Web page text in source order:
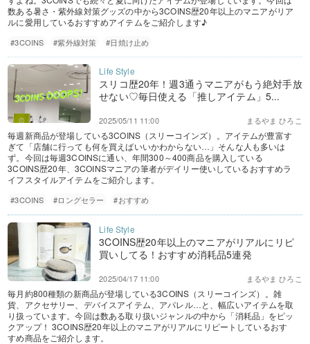
数ある暑さ・紫外線対策グッズの中から3COINS歴20年以上のマニアがリア
ルに愛用しているおすすめアイテムをご紹介します♪
#3COINS #紫外線対策 #日焼け止め
スリコ歴20年！週3通うマニアがもう絶対手放
せない♡毎日使える「推しアイテム」5...
まるやま ひろこ
2025/05/11 11:00
毎週新商品が登場している3COINS（スリーコインズ）。アイテムが豊富す
ぎて「店舗に行っても何を買えばいいかわからない…」そんな人も多いは
ず。今回は毎週3COINSに通い、年間300～400商品を購入している
3COINS歴20年、3COINSマニアの筆者がデイリー使いしているおすすめラ
イフスタイルアイテムをご紹介します。
#3COINS #ロングセラー #おすすめ
3COINS歴20年以上のマニアがリアルにリピ
買いしてる！おすすめ消耗品5連発
まるやま ひろこ
2025/04/17 11:00
毎月約800種類の新商品が登場している3COINS（スリーコインズ）。雑
貨、アクセサリー、デバイスアイテム、アパレル…と、幅広いアイテムを取
り扱っています。今回は数ある取り扱いジャンルの中から「消耗品」をピッ
クアップ！ 3COINS歴20年以上のマニアがリアルにリピートしているおす
すめ商品をご紹介します。